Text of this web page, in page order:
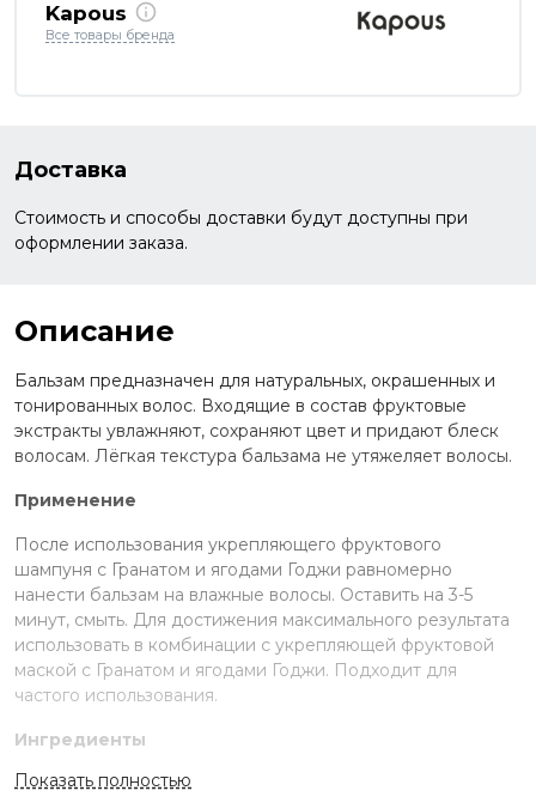
Kapous
Все товары бренда
Доставка
Стоимость и способы доставки будут доступны при
оформлении заказа.
Описание
Бальзам предназначен для натуральных, окрашенных и
тонированных волос. Входящие в состав фруктовые
экстракты увлажняют, сохраняют цвет и придают блеск
волосам. Лёгкая текстура бальзама не утяжеляет волосы.
Применение
После использования укрепляющего фруктового
шампуня с Гранатом и ягодами Годжи равномерно
нанести бальзам на влажные волосы. Оставить на 3-5
минут, смыть. Для достижения максимального результата
использовать в комбинации с укрепляющей фруктовой
маской с Гранатом и ягодами Годжи. Подходит для
частого использования.
Ингредиенты
Aqua (Water), Cetearyl Alcohol, Cetrimonium Chloride,
Показать полностью